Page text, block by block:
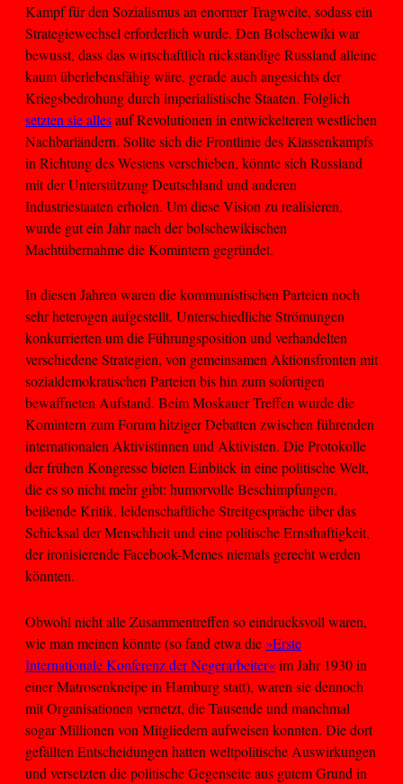
Kampf für den Sozialismus an enormer Tragweite, sodass ein
Strategiewechsel erforderlich wurde. Den Bolschewiki war
bewusst, dass das wirtschaftlich rückständige Russland alleine
kaum überlebensfähig wäre, gerade auch angesichts der
Kriegsbedrohung durch imperialistische Staaten. Folglich
setzten sie allesauf Revolutionen in entwickelteren westlichen
Nachbarländern. Sollte sich die Frontlinie des Klassenkampfs
in Richtung des Westens verschieben, könnte sich Russland
mit der Unterstützung Deutschland und anderen
Industriestaaten erholen. Um diese Vision zu realisieren,
wurde gut ein Jahr nach der bolschewikischen
Machtübernahme die Komintern gegründet.
In diesen Jahren waren die kommunistischen Parteien noch
sehr heterogen aufgestellt. Unterschiedliche Strömungen
konkurrierten um die Führungsposition und verhandelten
verschiedene Strategien, von gemeinsamen Aktionsfronten mit
sozialdemokratischen Parteien bis hin zum sofortigen
bewaffneten Aufstand. Beim Moskauer Treffen wurde die
Komintern zum Forum hitziger Debatten zwischen führenden
internationalen Aktivistinnen und Aktivisten. Die Protokolle
der frühen Kongresse bieten Einblick in eine politische Welt,
die es so nicht mehr gibt: humorvolle Beschimpfungen,
beißende Kritik, leidenschaftliche Streitgespräche über das
Schicksal der Menschheit und eine politische Ernsthaftigkeit,
der ironisierende Facebook-Memes niemals gerecht werden
könnten.
Obwohl nicht alle Zusammentreffen so eindrucksvoll waren,
wie man meinen könnte (so fand etwa die»Erste
Internationale Konferenz der Negerarbeiter«im Jahr 1930 in
einer Matrosenkneipe in Hamburg statt), waren sie dennoch
mit Organisationen vernetzt, die Tausende und manchmal
sogar Millionen von Mitgliedern aufweisen konnten. Die dort
gefällten Entscheidungen hatten weltpolitische Auswirkungen
und versetzten die politische Gegenseite aus gutem Grund in